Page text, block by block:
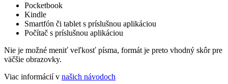
Pocketbook
Kindle
Smartfón či tablet s príslušnou aplikáciou
Počítač s príslušnou aplikáciou
Nie je možné meniť veľkosť písma, formát je preto vhodný skôr pre
väčšie obrazovky.
Viac informácií v našich návodoch